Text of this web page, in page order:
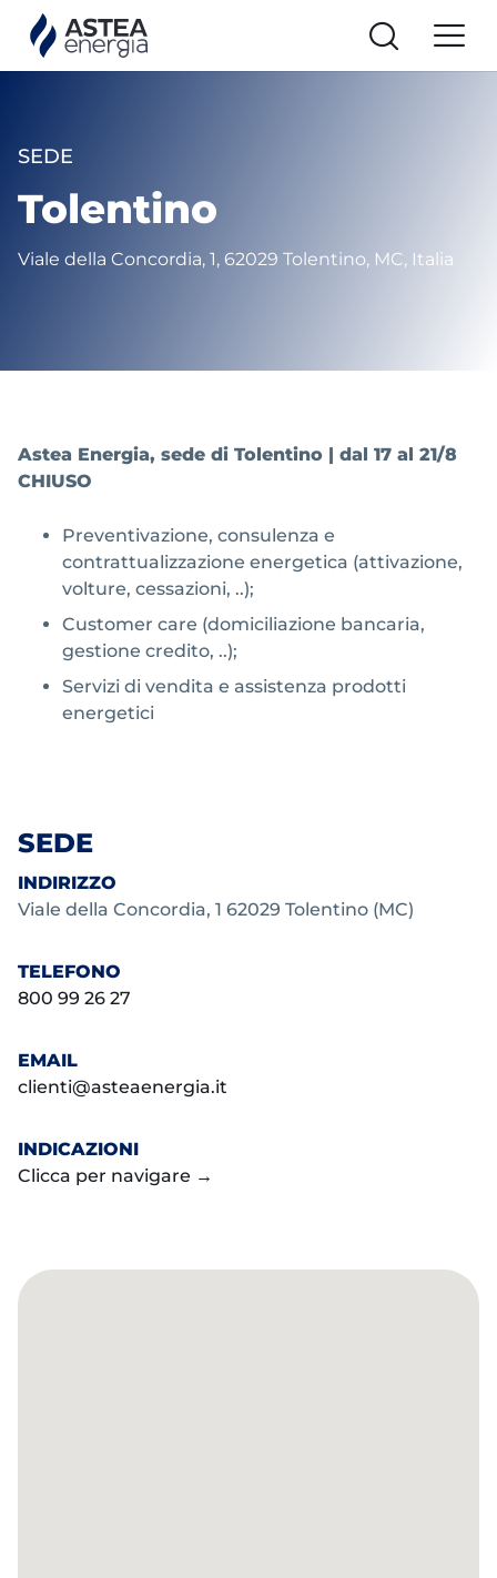
SEDE
Tolentino
Viale della Concordia, 1, 62029 Tolentino, MC, Italia
Astea Energia, sede di Tolentino | dal 17 al 21/8
CHIUSO
Preventivazione, consulenza e
contrattualizzazione energetica (attivazione,
volture, cessazioni, ..);
Customer care (domiciliazione bancaria,
gestione credito, ..);
Servizi di vendita e assistenza prodotti
energetici
SEDE
INDIRIZZO
Viale della Concordia, 1 62029 Tolentino (MC)
TELEFONO
800 99 26 27
EMAIL
clienti@asteaenergia.it
INDICAZIONI
Clicca per navigare →